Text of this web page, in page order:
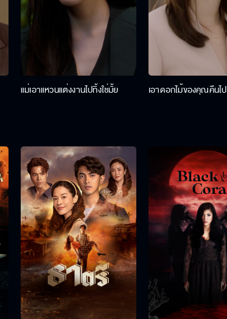
แม่เอาแหวนแต่งงานไปทิ้งใช่มั้ย เอาดอกไม้ของคุณคืนไป